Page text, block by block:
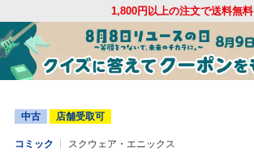
1,800円以上の注文で送料無料
中古 店舗受取可
コミック スクウェア・エニックス